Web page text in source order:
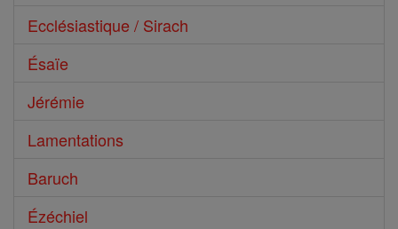
Ecclésiastique / Sirach
Ésaïe
Jérémie
Lamentations
Baruch
Ézéchiel